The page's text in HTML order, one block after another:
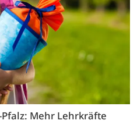
Mehr Lehrkräfte